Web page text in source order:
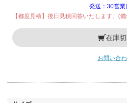
発送：30営業
【都度見積】後日見積回答いたします。(
在庫
お問い合